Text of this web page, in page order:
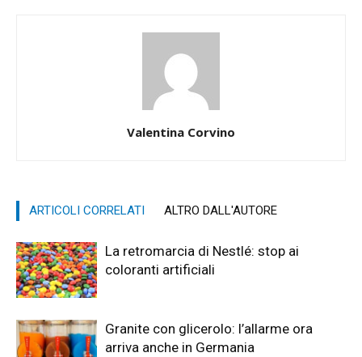
Valentina Corvino
ARTICOLI CORRELATI ALTRO DALL'AUTORE
La retromarcia di Nestlé: stop ai
coloranti artificiali
Granite con glicerolo: l’allarme ora
arriva anche in Germania